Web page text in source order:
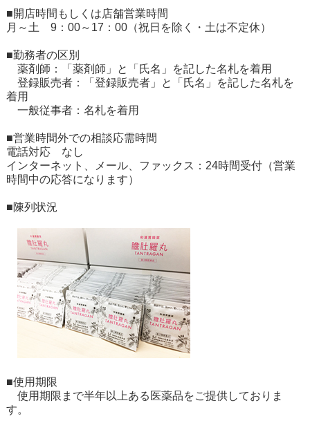
■開店時間もしくは店舗営業時間
月～土 9：00～17：00（祝日を除く・土は不定休）
■勤務者の区別
薬剤師：「薬剤師」と「氏名」を記した名札を着用
登録販売者：「登録販売者」と「氏名」を記した名札を
着用
一般従事者：名札を着用
■営業時間外での相談応需時間
電話対応 なし
インターネット、メール、ファックス：24時間受付（営業
時間中の応答になります）
■陳列状況
■使用期限
使用期限まで半年以上ある医薬品をご提供しておりま
す。